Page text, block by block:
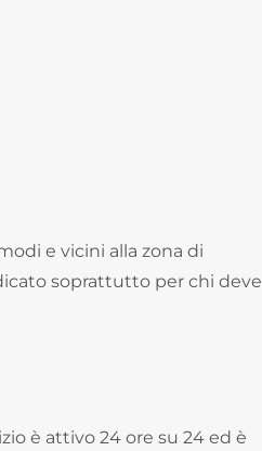
e vicini alla zona di
soprattutto per chi deve
è attivo 24 ore su 24 ed è